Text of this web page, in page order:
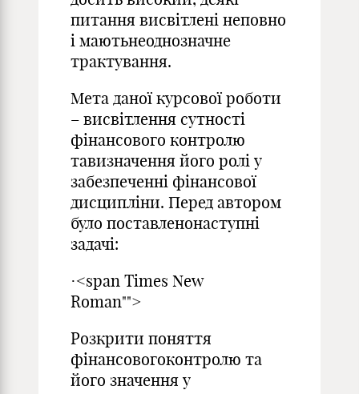
питання висвітлені неповно
і маютьнеоднозначне
трактування.
Мета даної курсової роботи
– висвітлення сутності
фінансового контролю
тавизначення його ролі у
забезпеченні фінансової
дисципліни. Перед автором
було поставленонаступні
задачі:
·<span Times New
Roman"">
Розкрити поняття
фінансовогоконтролю та
його значення у